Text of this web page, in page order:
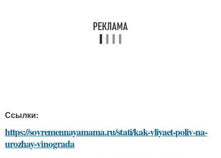
Ссылки:
https://sovremennayamama.ru/stati/kak-vliyaet-poliv-na-
urozhay-vinograda